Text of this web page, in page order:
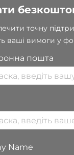
точну
ваші вимоги у
пошта
Name